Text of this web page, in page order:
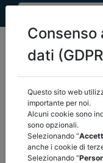
Seleziona una
COMUNICAZIONI
RASSEGNA
dati
Questo sito web
importante per noi.
Alcuni cookie sono
sono opzionali.
Selezionando “
anche i cookie di
Selezionando “